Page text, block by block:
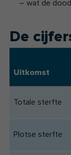
– wat de
De
Uitkomst
Totale sterfte
Plotse sterfte